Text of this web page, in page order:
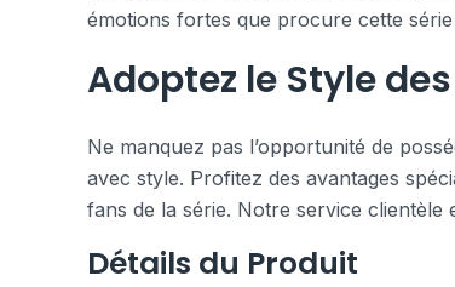
émotions fortes que procure cette
Adoptez le Style
Ne manquez pas l’opportunité de
avec style. Profitez des avantages
fans de la série. Notre service clientèle
Détails du Produit